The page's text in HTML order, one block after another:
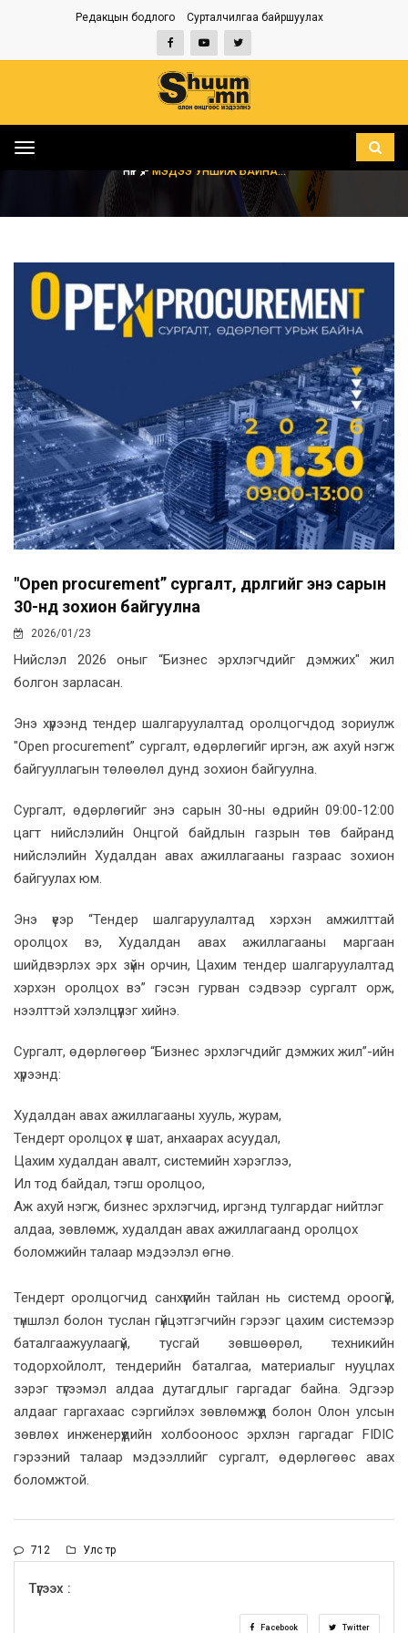
Редакцын бодлого Сурталчилгаа байршуулах
Toggle
НҮҮР МЭДЭЭ УНШИЖ БАЙНА...
"Open procurement” сургалт, өдөрлөгийг энэ сарын
30-нд зохион байгуулна
2026/01/23
Нийслэл 2026 оныг “Бизнес эрхлэгчдийг дэмжих" жил
болгон зарласан.
Энэ хүрээнд тендер шалгаруулалтад оролцогчдод зориулж
"Open procurement” сургалт, өдөрлөгийг иргэн, аж ахуй нэгж
байгууллагын төлөөлөл дунд зохион байгуулна.
Cургалт, өдөрлөгийг энэ сарын 30-ны өдрийн 09:00-12:00
цагт нийслэлийн Онцгой байдлын газрын төв байранд
нийслэлийн Худалдан авах ажиллагааны газраас зохион
байгуулах юм.
Энэ үеэр “Тендер шалгаруулалтад хэрхэн амжилттай
оролцох вэ, Худалдан авах ажиллагааны маргаан
шийдвэрлэх эрх зүйн орчин, Цахим тендер шалгаруулалтад
хэрхэн оролцох вэ” гэсэн гурван сэдвээр сургалт орж,
нээлттэй хэлэлцүүлэг хийнэ.
Сургалт, өдөрлөгөөр “Бизнес эрхлэгчдийг дэмжих жил”-ийн
хүрээнд:
Худалдан авах ажиллагааны хууль, журам,
Тендерт оролцох үе шат, анхаарах асуудал,
Цахим худалдан авалт, системийн хэрэглээ,
Ил тод байдал, тэгш оролцоо,
Аж ахуй нэгж, бизнес эрхлэгчид, иргэнд тулгардаг нийтлэг
алдаа, зөвлөмж, худалдан авах ажиллагаанд оролцох
боломжийн талаар мэдээлэл өгнө.
Тендерт оролцогчид санхүүгийн тайлан нь системд ороогүй,
түншлэл болон туслан гүйцэтгэгчийн гэрээг цахим системээр
баталгаажуулаагүй, тусгай зөвшөөрөл, техникийн
тодорхойлолт, тендерийн баталгаа, материалыг нууцлах
зэрэг түгээмэл алдаа дутагдлыг гаргадаг байна. Эдгээр
алдааг гаргахаас сэргийлэх зөвлөмжүүд болон Олон улсын
зөвлөх инженерүүдийн холбооноос эрхлэн гаргадаг FIDIC
гэрээний талаар мэдээллийг сургалт, өдөрлөгөөс авах
боломжтой.
712 Улс төр
Түгээх :
Facebook Twitter